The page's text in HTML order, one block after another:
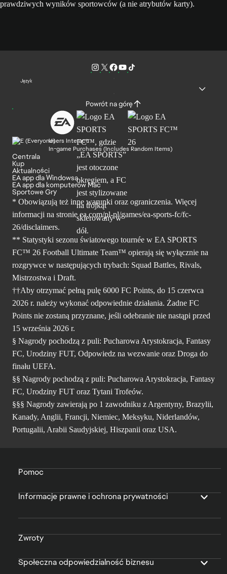
prawdziwych wyników sportowców (a nie atrybutów karty).
Język
Powrót na górę
Users Interact
In-game Purchases (Includes Random Items)
Centrala
Kup
Aktualności
EA app dla Windowsa
EA app dla komputerów Mac
Sportowe Gry
* Obowiązują też inne warunki oraz ograniczenia. Więcej
informacji na stronie ea.com/pl-pl/games/ea-sports-fc/fc-
26/disclaimers.
** Statystyki sezonu światowego tournée w EA SPORTS
FC™ 26 Football Ultimate Team™ opierają się wyłącznie na
rozgrywce w następujących trybach: Squad Battles, Rivals,
Mistrzostwa i Draft.
††Aby otrzymać pełną pulę 6000 FC Points, do 15 czerwca
2026 r. należy wykonać odpowiednie działania. Żadne FC
Points nie zostaną przyznane, jeśli odebranie nie nastąpi przed
15 września 2026 r.
§ Nagrody pochodzą z puli: Pucharowa Arystokracja, Fantasy
FC, Urodziny FUT, Odpowiedz na wezwanie oraz Droga do
finału UEFA.
§§ Nagrody pochodzą z puli: Pucharowa Arystokracja, Fantasy
FC, Urodziny FUT oraz Tytani Trofeów.
§§§ Nagrody zawierają po 1 zawodniku z Argentyny, Brazylii,
Kanady, Anglii, Francji, Niemiec, Meksyku, Niderlandów,
Portugalii, Arabii Saudyjskiej, Hiszpanii oraz USA.
Pomoc
Informacje prawne i ochrona prywatności
Zwroty
Społeczna odpowiedzialność biznesu